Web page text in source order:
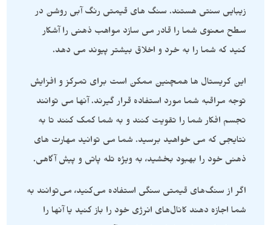
زیبایی سنتی هستند. سنگ های قیمتی رنگ آبی روشن در
سطح معنوی شما را قادر می سازد مواهب ذهنی را آشکار
کنید که شما را به خرد و اخلاق بیشتر پیوند می دهد.
این کریستال ها همچنین ممکن است برای تمرکز و افزایش
توجه مراقبه شما مورد استفاده قرار گیرند. آنها می توانند
تجسم افکار شما را تقویت کنند و به شما کمک کنند تا به
نتایجی که می خواهید برسید. شما می توانید مهارت های
ذهنی خود را بهبود بخشید، به ویژه تله پاتی و پیش آگاهی.
اگر از سنگ‌های قیمتی سنگی استفاده می‌کنید، می‌توانند به
شما اجازه دهند کانال‌های انرژی خود را باز کنید یا آنها را